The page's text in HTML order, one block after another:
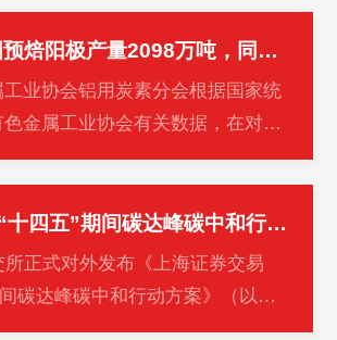
2021年中国预焙阳极产量2098万吨，同比增长5.2%
业协会铝用炭素分会根据国家统
金属工业协会有关数据，在对重
的基础上，形成2021年中国铝用
产品产量。现通报如下…
上交所发布“十四五”期间碳达峰碳中和行动方案
所正式对外发布《上海证券交易
碳达峰碳中和行动方案》（以下
》）。同日，绿色金融主题研讨